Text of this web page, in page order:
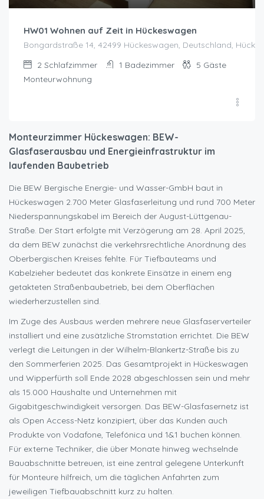
HW01 Wohnen auf Zeit in Hückeswagen
Bongardstraße 14, 42499 Hückeswagen, Deutschland,
2 Schlafzimmer 1 Badezimmer 5 Gäste
Monteurwohnung
Monteurzimmer Hückeswagen: BEW-
Glasfaserausbau und Energieinfrastruktur im
laufenden Baubetrieb
Die BEW Bergische Energie- und Wasser-GmbH baut in
Hückeswagen 2.700 Meter Glasfaserleitung und rund 700 Meter
Niederspannungskabel im Bereich der August-Lüttgenau-
Straße. Der Start erfolgte mit Verzögerung am 28. April 2025,
da dem BEW zunächst die verkehrsrechtliche Anordnung des
Oberbergischen Kreises fehlte. Für Tiefbauteams und
Kabelzieher bedeutet das konkrete Einsätze in einem eng
getakteten Straßenbaubetrieb, bei dem Oberflächen
wiederherzustellen sind.
Im Zuge des Ausbaus werden mehrere neue Glasfaserverteiler
installiert und eine zusätzliche Stromstation errichtet. Die BEW
verlegt die Leitungen in der Wilhelm-Blankertz-Straße bis zu
den Sommerferien 2025. Das Gesamtprojekt in Hückeswagen
und Wipperfürth soll Ende 2028 abgeschlossen sein und mehr
als 15.000 Haushalte und Unternehmen mit
Gigabitgeschwindigkeit versorgen. Das BEW-Glasfasernetz ist
als Open Access-Netz konzipiert, über das Kunden auch
Produkte von Vodafone, Telefónica und 1&1 buchen können.
Für externe Techniker, die über Monate hinweg wechselnde
Bauabschnitte betreuen, ist eine zentral gelegene Unterkunft
für Monteure hilfreich, um die täglichen Anfahrten zum
jeweiligen Tiefbauabschnitt kurz zu halten.